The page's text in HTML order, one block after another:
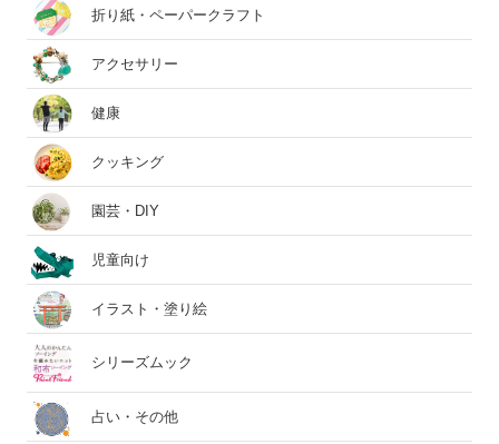
折り紙・ペーパークラフト
アクセサリー
健康
クッキング
園芸・DIY
児童向け
イラスト・塗り絵
シリーズムック
占い・その他